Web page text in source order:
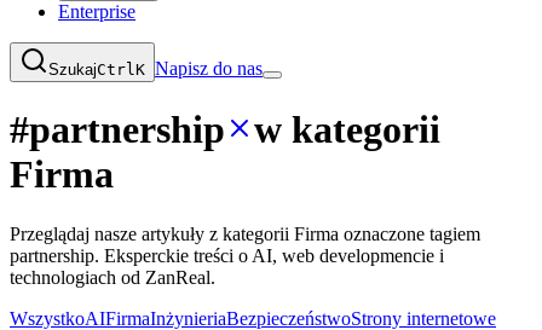
Enterprise
SzukajCtrlK Napisz do nas
#partnership
w kategorii
Firma
Przeglądaj nasze artykuły z kategorii Firma oznaczone tagiem
partnership. Eksperckie treści o AI, web developmencie i
technologiach od ZanReal.
WszystkoAIFirmaInżynieriaBezpieczeństwoStrony internetowe